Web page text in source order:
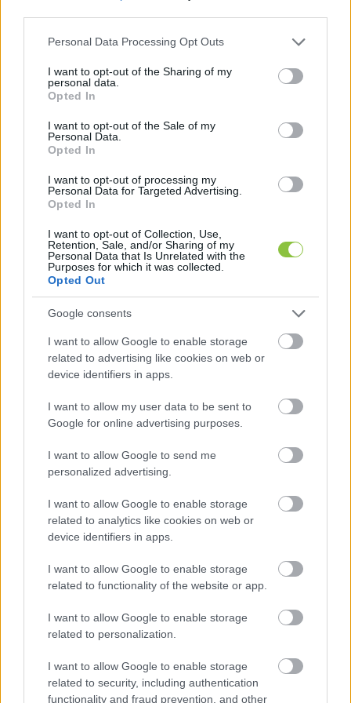
Please note that this website/app uses one or more Google
not limited to your visit or usage behaviour. You may click to
grant or deny consent to Google and its third-party tags to
use your data for below specified purposes in below Google
consent section.
Personal Data Processing Opt Outs
I want to opt-out of the Sharing of my
personal data.
Opted In
I want to opt-out of the Sale of my
Personal Data.
Opted In
I want to opt-out of processing my
Personal Data for Targeted Advertising.
Opted In
I want to opt-out of Collection, Use,
Retention, Sale, and/or Sharing of my
Personal Data that Is Unrelated with the
Purposes for which it was collected.
Opted Out
Google consents
I want to allow Google to enable storage
related to advertising like cookies on web or
device identifiers in apps.
I want to allow my user data to be sent to
Google for online advertising purposes.
I want to allow Google to send me
personalized advertising.
I want to allow Google to enable storage
related to analytics like cookies on web or
device identifiers in apps.
I want to allow Google to enable storage
related to functionality of the website or app.
I want to allow Google to enable storage
related to personalization.
I want to allow Google to enable storage
related to security, including authentication
functionality and fraud prevention, and other
GO Glosszár Olivér 2021. 11. 01.
Kinek higgyünk a maszkviselés
vitában, amikor mást mond a
politikus, az orvos és a kutató?
Interjút adott augusztus 20-án a Kossuth rádiónak Orbán
Viktor, amiben a negyedik hullámról azt mondta, hogy már
kopogtat az ajtón és ő két kínai vakcinát
2021. 08. 22.